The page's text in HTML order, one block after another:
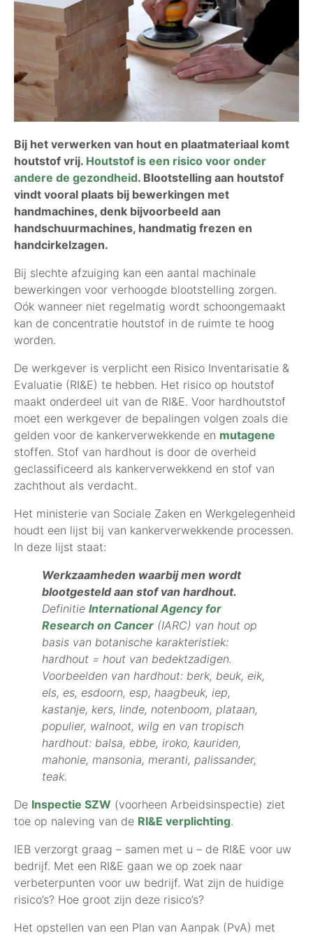
Bij het verwerken van hout en plaatmateriaal komt
houtstof vrij. Houtstof is een risico voor onder
andere de gezondheid. Blootstelling aan houtstof
vindt vooral plaats bij bewerkingen met
handmachines, denk bijvoorbeeld aan
handschuurmachines, handmatig frezen en
handcirkelzagen.
Bij slechte afzuiging kan een aantal machinale
bewerkingen voor verhoogde blootstelling zorgen.
Oók wanneer niet regelmatig wordt schoongemaakt
kan de concentratie houtstof in de ruimte te hoog
worden.
De werkgever is verplicht een Risico Inventarisatie &
Evaluatie (RI&E) te hebben. Het risico op houtstof
maakt onderdeel uit van de RI&E. Voor hardhoutstof
moet een werkgever de bepalingen volgen zoals die
gelden voor de kankerverwekkende en mutagene
stoffen. Stof van hardhout is door de overheid
geclassificeerd als kankerverwekkend en stof van
zachthout als verdacht.
Het ministerie van Sociale Zaken en Werkgelegenheid
houdt een lijst bij van kankerverwekkende processen.
In deze lijst staat:
Werkzaamheden waarbij men wordt
blootgesteld aan stof van hardhout.
Definitie International Agency for
Research on Cancer (IARC) van hout op
basis van botanische karakteristiek:
hardhout = hout van bedektzadigen.
Voorbeelden van hardhout: berk, beuk, eik,
els, es, esdoorn, esp, haagbeuk, iep,
kastanje, kers, linde, notenboom, plataan,
populier, walnoot, wilg en van tropisch
hardhout: balsa, ebbe, iroko, kauriden,
mahonie, mansonia, meranti, palissander,
teak.
De Inspectie SZW (voorheen Arbeidsinspectie) ziet
toe op naleving van de RI&E verplichting.
IEB verzorgt graag – samen met u – de RI&E voor uw
bedrijf. Met een RI&E gaan we op zoek naar
verbeterpunten voor uw bedrijf. Wat zijn de huidige
risico’s? Hoe groot zijn deze risico’s?
Het opstellen van een Plan van Aanpak (PvA) met